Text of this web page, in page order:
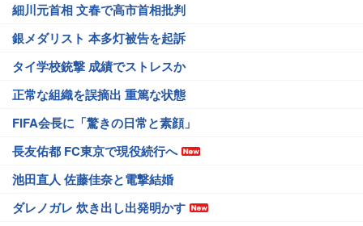
細川元首相 文春で高市首相批判
銀メダリスト 本多灯被告を起訴
タイ学校銃撃 成績でストレスか
正常な組織を誤摘出 重篤な状態
FIFA会長に「驚きの日常と素顔」
長友佑都 FC東京で現役続行へ
池田直人 佐藤佳奈と電撃結婚
ダレノガレ 炊き出し出発明かす